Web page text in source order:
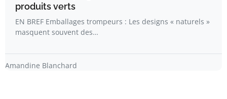
produits verts
EN BREF Emballages trompeurs : Les designs « naturels »
masquent souvent des…
Amandine Blanchard